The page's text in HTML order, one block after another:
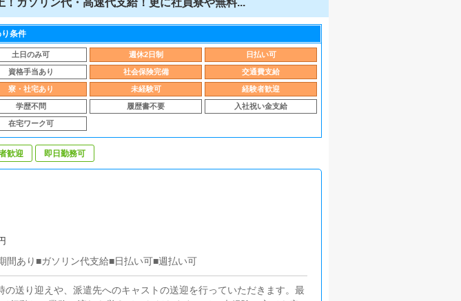
ガソリン代・高速代支給！更に社員寮や無料...
り条件
土日のみ可 週休2日制 日払い可
資格手当あり 社会保険完備 交通費支給
寮・社宅あり 未経験可 経験者歓迎
学歴不問 履歴書不要 入社祝い金支給
在宅ワーク可
歓迎 即日勤務可
間あり■ガソリン代支給■日払い可■週払い可
の送り迎えや、派遣先へのキャストの送迎を行っていただきます。最